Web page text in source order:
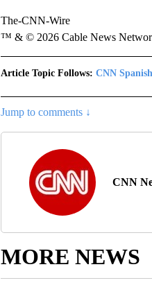
The-CNN-Wire
™ & © 2026 Cable News
Article Topic Follows: CNN Spanish
Jump to comments ↓
CNN
MORE NEWS